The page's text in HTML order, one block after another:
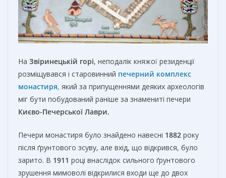
На Звіринецькій горі, неподалік княжої резиденції
розміщувався і старовинний печерний комплекс
монастиря, який за припущеннями деяких археологів
міг бути побудований раніше за знамениті печери
Києво-Печерської Лаври.
Печери монастиря було знайдено навесні 1882 року
після ґрунтового зсуву, але вхід, що відкрився, було
зарито. В 1911 році внаслідок сильного ґрунтового
зрушення мимоволі відкрилися входи ще до двох